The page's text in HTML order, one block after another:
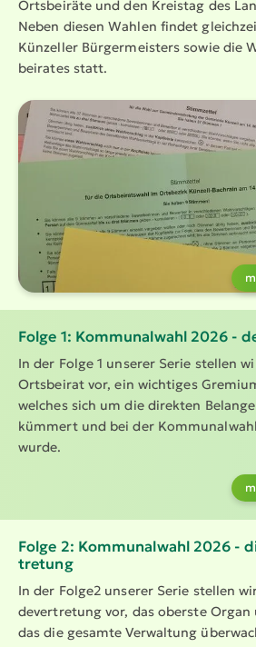
Ortsbeiräte und den Kreistag des
Neben diesen Wahlen findet
Künzeller Bürger­meisters sowie die
bei­rates statt.
Folge 1: Kommu­nalwahl 2026 -
In der Folge 1 unserer Serie stellen
Ortsbeirat vor, ein wichtiges
welches sich um die direkten
kümmert und bei der
wurde.
Folge 2: Kommu­nalwahl 2026 -
tretung
In der Folge2 unserer Serie stellen
de­ver­tretung vor, das oberste Organ
das die gesamte Verwaltung